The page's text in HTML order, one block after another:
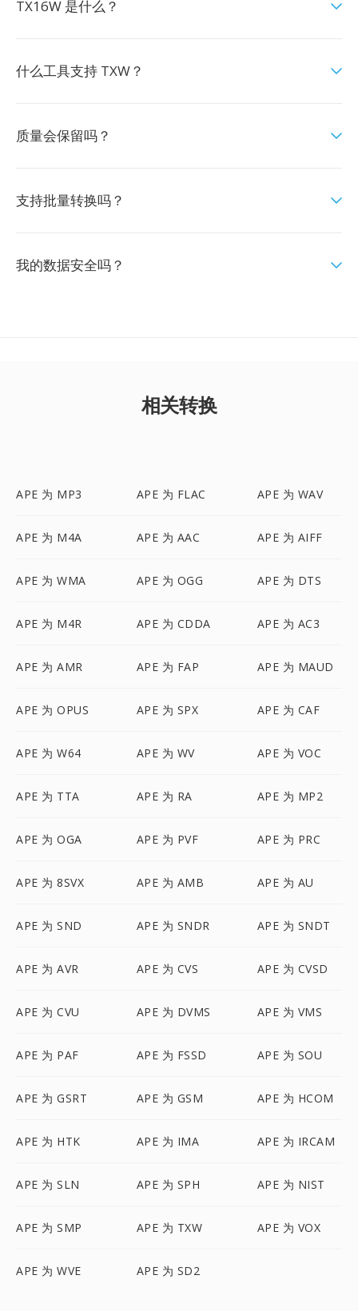
TX16W 是什么？
什么工具支持 TXW？
质量会保留吗？
支持批量转换吗？
我的数据安全吗？
相关转换
APE 为 MP3 APE 为 FLAC APE 为 WAV
APE 为 M4A APE 为 AAC APE 为 AIFF
APE 为 WMA APE 为 OGG APE 为 DTS
APE 为 M4R APE 为 CDDA APE 为 AC3
APE 为 AMR APE 为 FAP APE 为 MAUD
APE 为 OPUS APE 为 SPX APE 为 CAF
APE 为 W64 APE 为 WV APE 为 VOC
APE 为 TTA APE 为 RA APE 为 MP2
APE 为 OGA APE 为 PVF APE 为 PRC
APE 为 8SVX APE 为 AMB APE 为 AU
APE 为 SND APE 为 SNDR APE 为 SNDT
APE 为 AVR APE 为 CVS APE 为 CVSD
APE 为 CVU APE 为 DVMS APE 为 VMS
APE 为 PAF APE 为 FSSD APE 为 SOU
APE 为 GSRT APE 为 GSM APE 为 HCOM
APE 为 HTK APE 为 IMA APE 为 IRCAM
APE 为 SLN APE 为 SPH APE 为 NIST
APE 为 SMP APE 为 TXW APE 为 VOX
APE 为 WVE APE 为 SD2